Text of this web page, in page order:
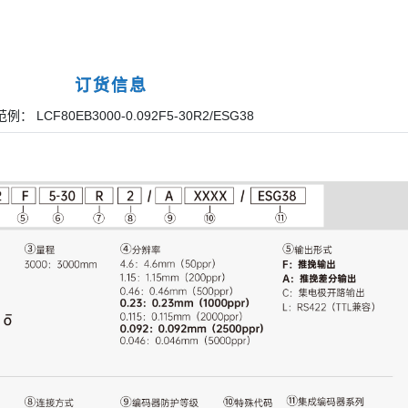
订货信息
例： LCF80EB3000-0.092F5-30R2/ESG38